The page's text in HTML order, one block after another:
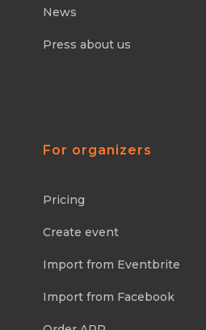
News
Press about us
For organizers
Pricing
Create event
Import from Eventbrite
Import from Facebook